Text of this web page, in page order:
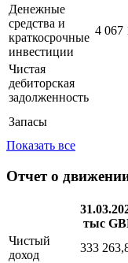
Денежные
средства и
краткосрочные
инвестиции
4 067
Чистая
дебиторская
задолженность
Запасы
Показать все
Отчет о
тыс
Чистый
доход
333